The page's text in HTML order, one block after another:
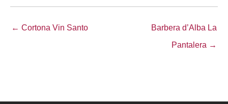
← Cortona Vin Santo
Barbera d’Alba La
Pantalera →